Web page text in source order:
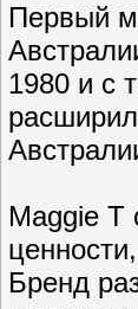
Первый
1980 и с
Maggie T
Бренд